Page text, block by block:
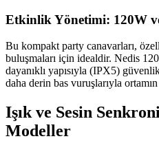
Etkinlik Yönetimi: 120W
Bu kompakt party canavarları,
buluşmaları için idealdir. Nedis
dayanıklı yapısıyla (IPX5)
daha derin bas vuruşlarıyla
Işık ve Sesin
Modeller